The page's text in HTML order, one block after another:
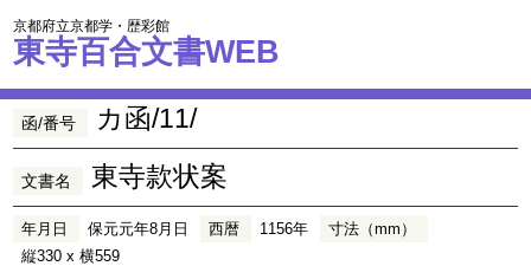
京都府立京都学・歴彩館
東寺百合文書WEB
函/番号 カ函/11/
文書名 東寺款状案
年月日 保元元年8月日 西暦 1156年
寸法（mm）
縦330 x 横559